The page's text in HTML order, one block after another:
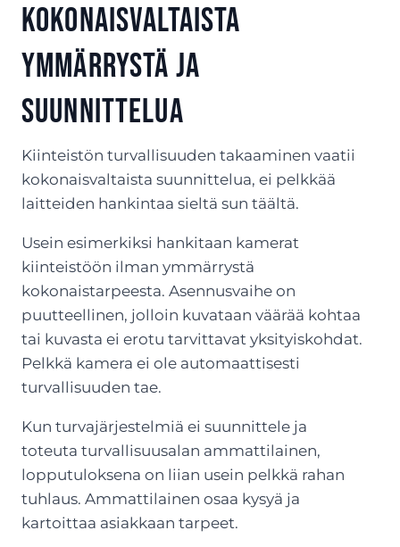
kokonaisvaltaista
ymmärrystä ja
suunnittelua
Kiinteistön turvallisuuden takaaminen vaatii
kokonaisvaltaista suunnittelua, ei pelkkää
laitteiden hankintaa sieltä sun täältä.
Usein esimerkiksi hankitaan kamerat
kiinteistöön ilman ymmärrystä
kokonaistarpeesta. Asennusvaihe on
puutteellinen, jolloin kuvataan väärää kohtaa
tai kuvasta ei erotu tarvittavat yksityiskohdat.
Pelkkä kamera ei ole automaattisesti
turvallisuuden tae.
Kun turvajärjestelmiä ei suunnittele ja
toteuta turvallisuusalan ammattilainen,
lopputuloksena on liian usein pelkkä rahan
tuhlaus. Ammattilainen osaa kysyä ja
kartoittaa asiakkaan tarpeet.